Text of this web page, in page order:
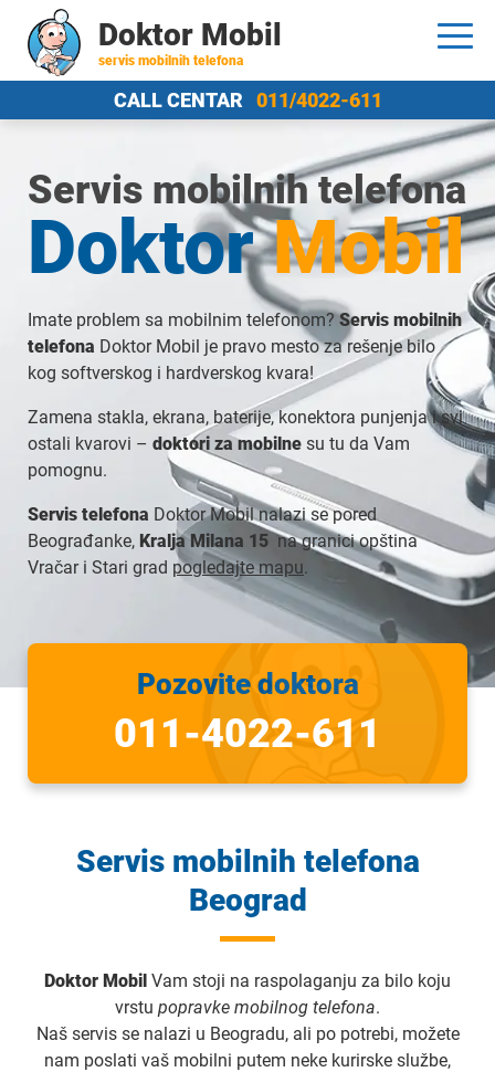
Doktor Mobil
servis mobilnih telefona
CALL CENTAR 011/4022-611
Servis mobilnih telefona
DoktorMobil
Imate problem sa mobilnim telefonom?Servis mobilnih
telefona Doktor Mobil je pravo mesto za rešenje bilo
kog softverskog i hardverskog kvara!
Zamena stakla, ekrana, baterije, konektora punjenja i svi
ostali kvarovi – doktori za mobilne su tu da Vam
pomognu.
Servis telefona Doktor Mobil nalazi se pored
Beograđanke, Kralja Milana 15 na granici opština
Vračar i Stari grad pogledajte mapu.
Pozovitedoktora
011-4022-611
Servis mobilnih telefona
Beograd
Doktor Mobil Vam stoji na raspolaganju za bilo koju
vrstu popravke mobilnog telefona.
Naš servis se nalazi u Beogradu, ali po potrebi, možete
nam poslati vaš mobilni putem neke kurirske službe,